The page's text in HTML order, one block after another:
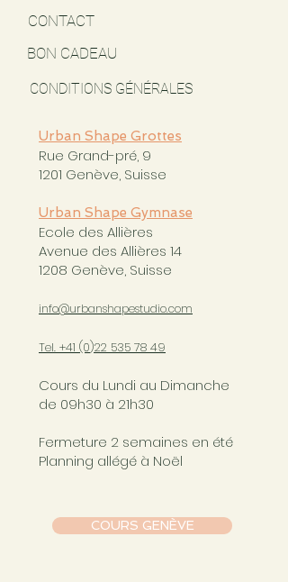
CONTACT
BON CADEAU
CONDITIONS GÉNÉRALES
COURS GENÈVE
Urban Shape Grottes
Rue Grand-pré, 9
1201 Genève, Suisse
Urban Shape Gymnase
Ecole des Allières
Avenue des Allières 14
1208 Genève, Suisse
info@urbanshapestudio.com
Tel. +41 (0)22 535 78 49
Cours du Lundi au Dimanche
de 09h30 à 21h30
Fermeture 2 semaines en été
Planning allégé à Noël